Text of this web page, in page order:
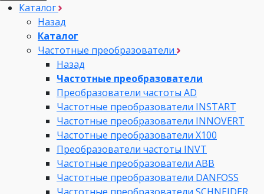
Каталог
Назад
Каталог
Частотные преобразователи
Назад
Частотные преобразователи
Преобразователи частоты AD
Частотные преобразователи INSTART
Частотные преобразователи INNOVERT
Частотные преобразователи Х100
Преобразователи частоты INVT
Частотные преобразователи ABB
Частотные преобразователи DANFOSS